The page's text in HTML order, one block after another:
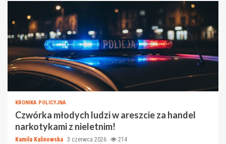
KRONIKA POLICYJNA
Czwórka młodych ludzi w areszcie za handel
narkotykami z nieletnim!
Kamila Kalinowska 3 czerwca 2026 214